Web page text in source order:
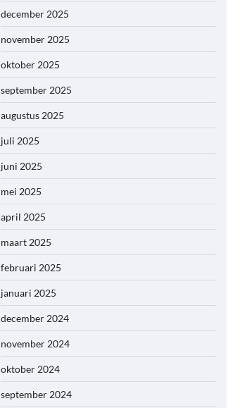
december 2025
november 2025
oktober 2025
september 2025
augustus 2025
juli 2025
juni 2025
mei 2025
april 2025
maart 2025
februari 2025
januari 2025
december 2024
november 2024
oktober 2024
september 2024